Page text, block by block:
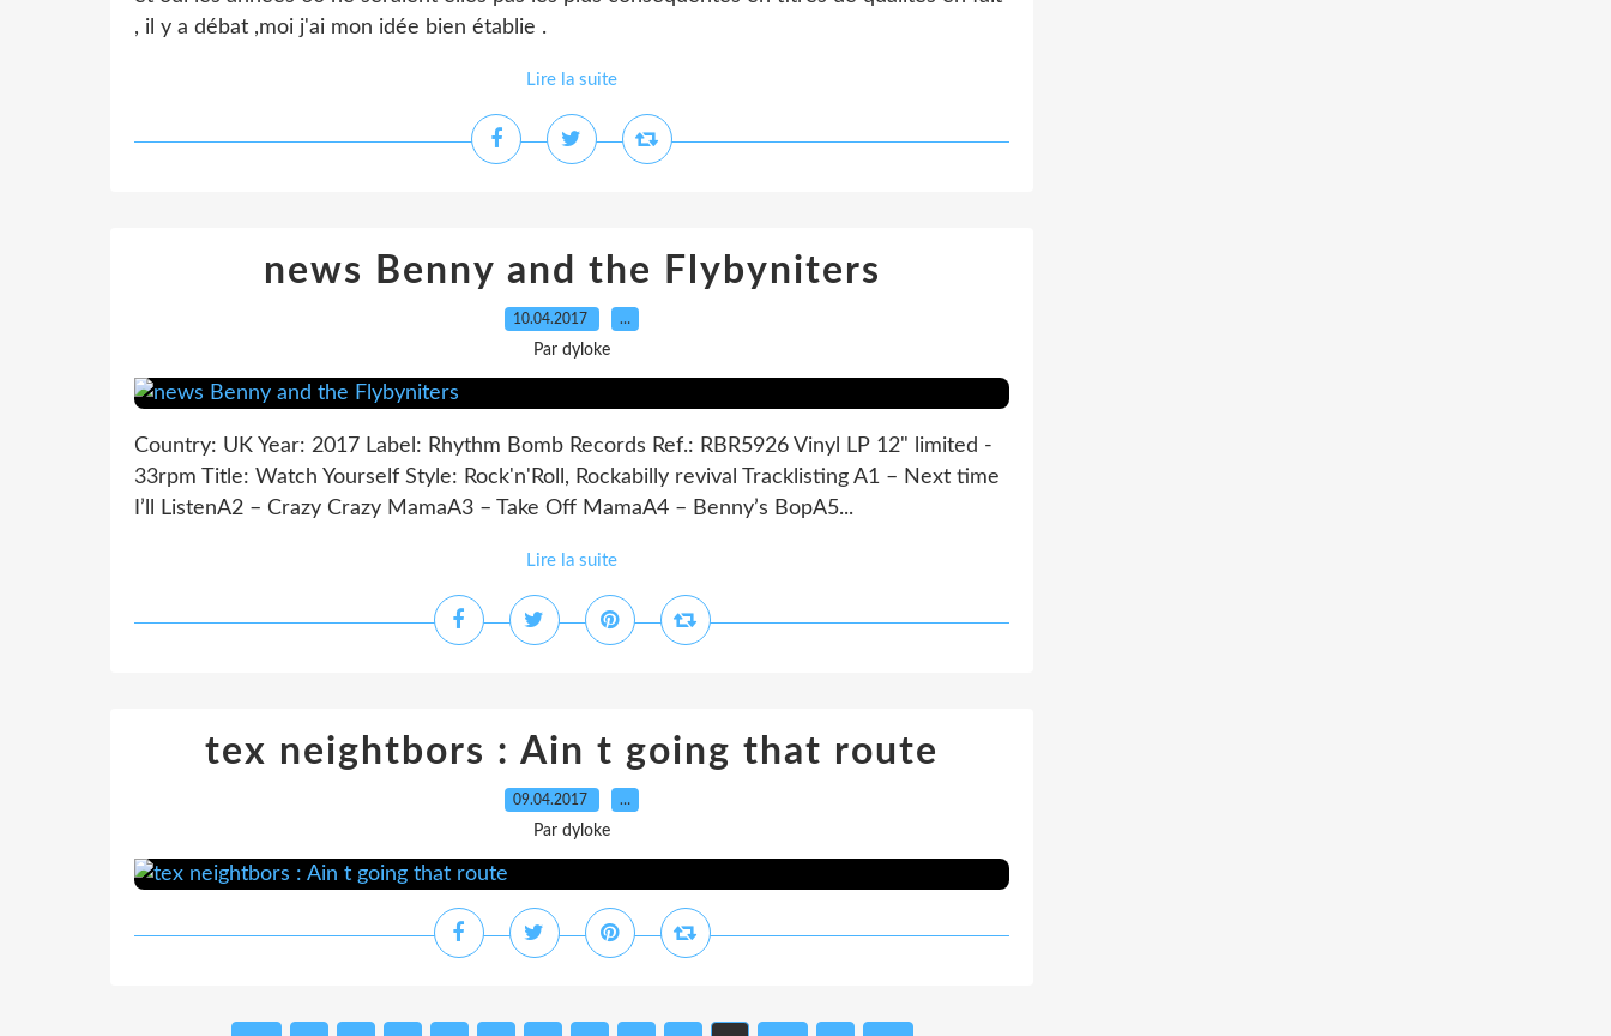
, il y a débat ,moi j'ai mon idée bien établie .
Lire la suite
news Benny and the Flybyniters
10.04.2017 …
Par dyloke
Country: UK Year: 2017 Label: Rhythm Bomb Records Ref.: RBR5926 Vinyl LP 12" limited -
33rpm Title: Watch Yourself Style: Rock'n'Roll, Rockabilly revival Tracklisting A1 – Next time
I’ll ListenA2 – Crazy Crazy MamaA3 – Take Off MamaA4 – Benny’s BopA5...
Lire la suite
tex neightbors : Ain t going that route
09.04.2017 …
Par dyloke